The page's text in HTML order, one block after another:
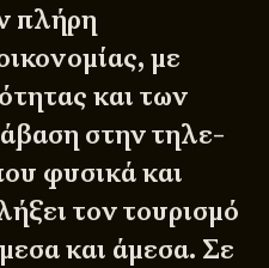
πλήρη
με
και των
στην τηλε-
φυσικά και
τον τουρισμό
και άμεσα. Σε